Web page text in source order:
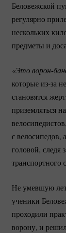
Беловежской
регулярно
нескольких
предметы и
«Это ворон-
которыеиз-за
становятся
приземляться
с велосипедов,
головой, следя
транспортного
Не умевшую
ученики
проходили
ворону, и